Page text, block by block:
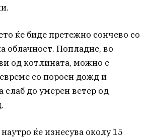
ќе биде претежно сончево со
облачност. Попладне, во
од котлината, можно е
со пороен дожд и
слаб до умерен ветер од
ќе изнесува околу 15